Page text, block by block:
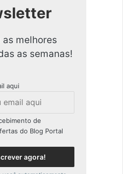
as melhores
as semanas!
aqui
de
do Blog Portal